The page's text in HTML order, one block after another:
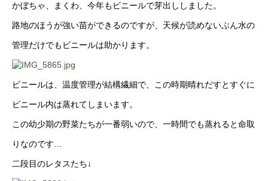
かぼちゃ、まくわ、今年もビニールで芽出ししました。
路地のほうが強い苗ができるのですが、天候が読めないぶん水の
管理だけでもビニールは助かります。
ビニールは、温度管理が結構繊細で、この時期晴れだすとすぐに
ビニール内は蒸れてしまいます。
この幼少期の野菜たちが一番弱いので、一時間でも蒸れると命取
りなのです…
二段目のレタスたち↓